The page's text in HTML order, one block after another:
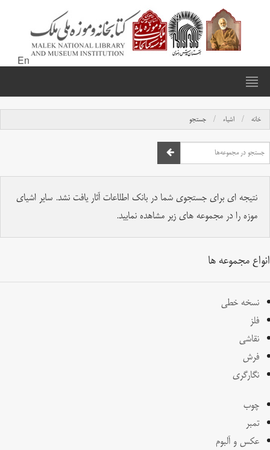
En
خانه اشیاء جستجو
نتیجه ای برای جستجوی شما در بانک اطلاعات آثار یافت نشد. سایر اشیای
موزه را در مجموعه های زیر مشاهده نمایید.
انواع مجموعه ها
نسخه خطی
فلز
نقاشی
فرش
نگارگری
چوب
تمبر
عکس و آلبوم